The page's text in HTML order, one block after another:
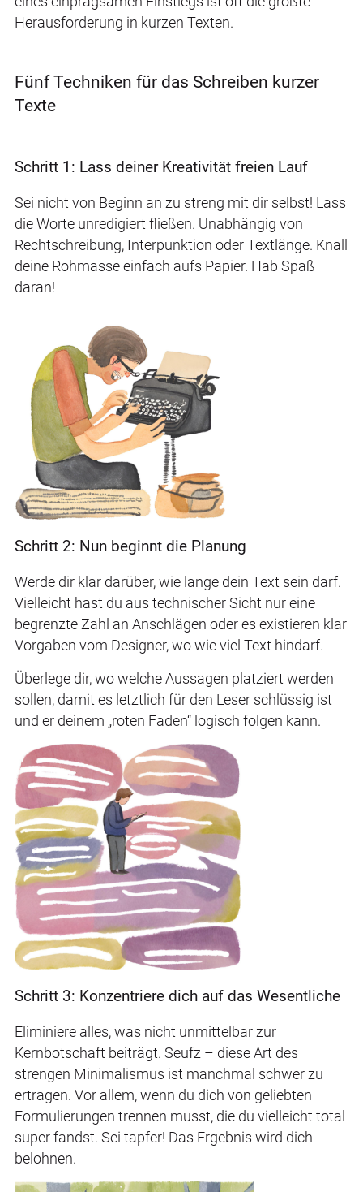
Herausforderung in kurzen Texten.
Fünf Techniken für das Schreiben kurzer
Texte
Schritt 1: Lass deiner Kreativität freien Lauf
Sei nicht von Beginn an zu streng mit dir selbst! Lass
die Worte unredigiert fließen. Unabhängig von
Rechtschreibung, Interpunktion oder Textlänge. Knall
deine Rohmasse einfach aufs Papier. Hab Spaß
daran!
Schritt 2: Nun beginnt die Planung
Werde dir klar darüber, wie lange dein Text sein darf.
Vielleicht hast du aus technischer Sicht nur eine
begrenzte Zahl an Anschlägen oder es existieren klar
Vorgaben vom Designer, wo wie viel Text hindarf.
Überlege dir, wo welche Aussagen platziert werden
sollen, damit es letztlich für den Leser schlüssig ist
und er deinem „roten Faden“ logisch folgen kann.
Schritt 3: Konzentriere dich auf das Wesentliche
Eliminiere alles, was nicht unmittelbar zur
Kernbotschaft beiträgt. Seufz – diese Art des
strengen Minimalismus ist manchmal schwer zu
ertragen. Vor allem, wenn du dich von geliebten
Formulierungen trennen musst, die du vielleicht total
super fandst. Sei tapfer! Das Ergebnis wird dich
belohnen.